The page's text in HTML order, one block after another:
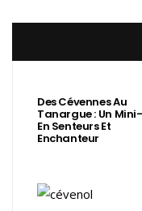
Des Cévennes Au
Tanargue : Un
En Senteurs Et
Enchanteur